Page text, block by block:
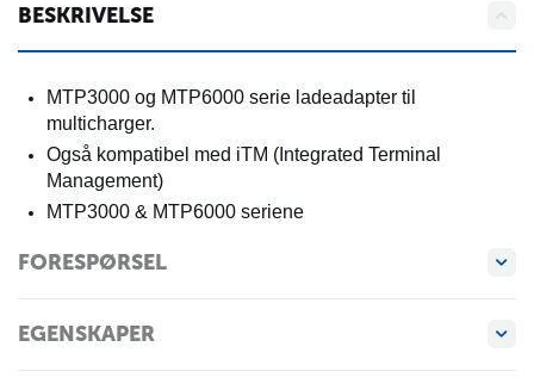
BESKRIVELSE
MTP3000 og MTP6000 serie ladeadapter til
multicharger.
Også kompatibel med iTM (Integrated Terminal
Management)
MTP3000 & MTP6000 seriene
FORESPØRSEL
EGENSKAPER